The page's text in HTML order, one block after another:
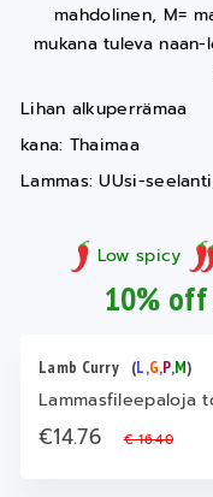
mahdolinen, M=
mukana tuleva
Lihan alkuperrämaa
kana: Thaimaa
Lammas: UUsi-
Low spicy
10%
Lamb Curry (L,G,P,M)
Lammasfileepaloja
€14.76€ 16.40